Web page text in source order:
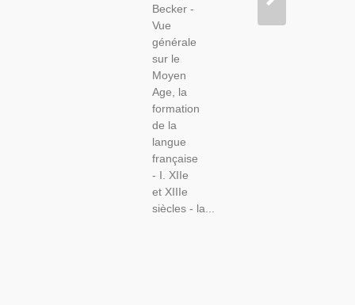
Becker -
Vue
générale
sur le
Moyen
Age, la
formation
de la
langue
française
- I. XIIe
et XIIIe
siècles - la...